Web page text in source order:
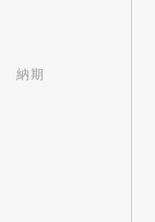
納期